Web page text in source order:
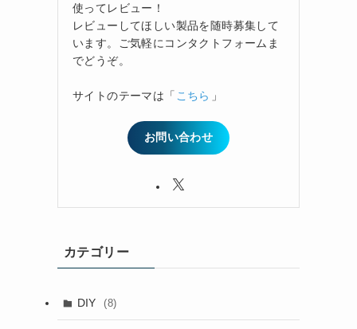
使ってレビュー！
レビューしてほしい製品を随時募集して
います。ご気軽にコンタクトフォームま
でどうぞ。
サイトのテーマは「 こちら 」
お問い合わせ
カテゴリー
DIY (8)